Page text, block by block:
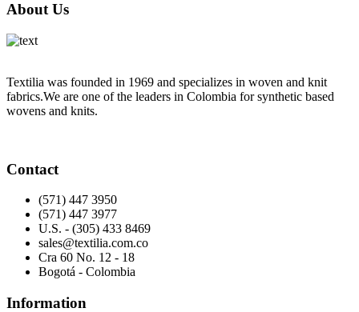
About Us
Textilia was founded in 1969 and specializes in woven and knit
fabrics.We are one of the leaders in Colombia for synthetic based
wovens and knits.
Contact
(571) 447 3950
(571) 447 3977
U.S. - (305) 433 8469
sales@textilia.com.co
Cra 60 No. 12 - 18
Bogotá - Colombia
Information